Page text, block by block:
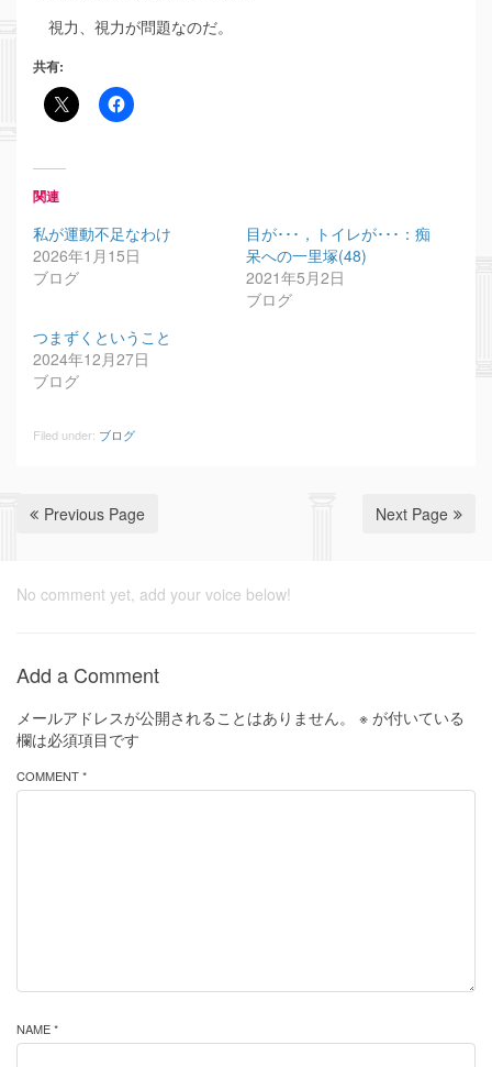
視力、視力が問題なのだ。
共有:
関連
私が運動不足なわけ
2026年1月15日
ブログ
目が･･･，トイレが･･･：痴
呆への一里塚(48)
2021年5月2日
ブログ
つまずくということ
2024年12月27日
ブログ
Filed under: ブログ
Previous Page Next Page
No comment yet, add your voice below!
Add a Comment
メールアドレスが公開されることはありません。 ※ が付いている
欄は必須項目です
COMMENT *
NAME *